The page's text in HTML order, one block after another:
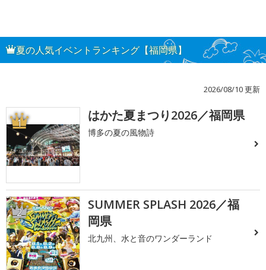
夏の人気イベントランキング【福岡県】
2026/08/10 更新
1 はかた夏まつり2026／福岡県
博多の夏の風物詩
2
SUMMER SPLASH 2026／福
岡県
北九州、水と音のワンダーランド